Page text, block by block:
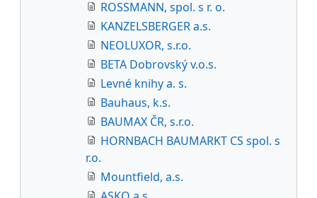
ROSSMANN, spol. s r. o.
KANZELSBERGER a.s.
NEOLUXOR, s.r.o.
BETA Dobrovský v.o.s.
Levné knihy a. s.
Bauhaus, k.s.
BAUMAX ČR, s.r.o.
HORNBACH BAUMARKT CS spol. s
r.o.
Mountfield, a.s.